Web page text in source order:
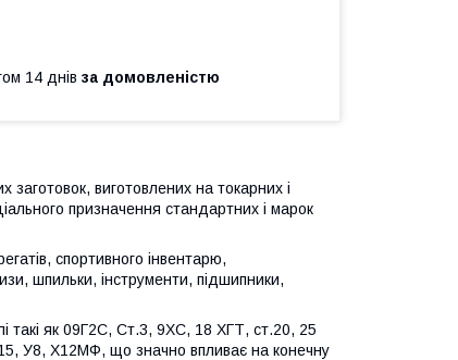
14 днів за домовленістю
виготовлених на токарних і
призначення стандартних і марок
спортивного інвентарю,
шпильки, інструменти, підшипники,
такі як 09Г2С, Ст.3, 9ХС, 18 ХГТ, ст.20, 25
У8, Х12МФ, що значно впливає на конечну